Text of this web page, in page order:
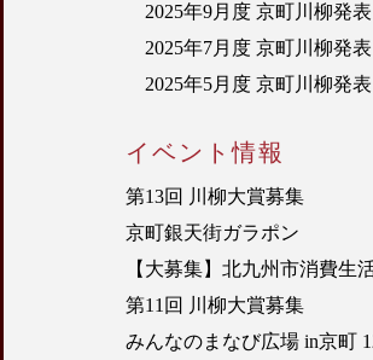
イベント情報
第13回 川柳大賞募集
京町銀天街ガラポン
【大募集】北九州市消費生
第11回 川柳大賞募集
みんなのまなび広場 in京町
2025年9月度 京町川柳発表
2025年7月度 京町川柳発表
2025年5月度 京町川柳発表